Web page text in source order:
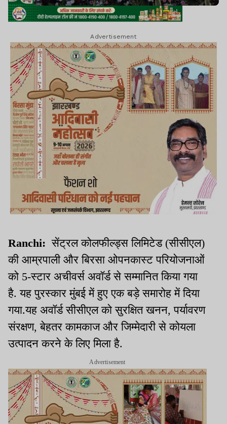
Advertisement
Ranchi:सेंट्रल कोलफील्ड्स लिमिटेड (सीसीएल)
की आम्रपाली और बिरसा ओपनकास्ट परियोजनाओं
को 5-स्टार अचीवर्स अवॉर्ड से सम्मानित किया गया
है. यह पुरस्कार मुंबई में हुए एक बड़े समारोह में दिया
गया.यह अवॉर्ड सीसीएल को सुरक्षित खनन, पर्यावरण
संरक्षण, बेहतर कामकाज और जिम्मेदारी से कोयला
उत्पादन करने के लिए मिला है.
Advertisement